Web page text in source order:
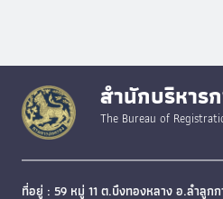
สำนักบริหาร
The Bureau of
ที่อยู่ : 59 หมู่ 11 ต.บึงทองหลาง อ.ลำลูก